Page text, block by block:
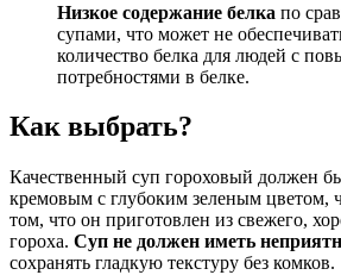
Низкое содержание белка по
супами, что может не
количество белка для людей с
потребностями в белке.
Как выбрать?
Качественный суп гороховый должен
кремовым с глубоким зеленым цветом,
том, что он приготовлен из свежего,
гороха. Суп не должен иметь
сохранять гладкую текстуру без комков.